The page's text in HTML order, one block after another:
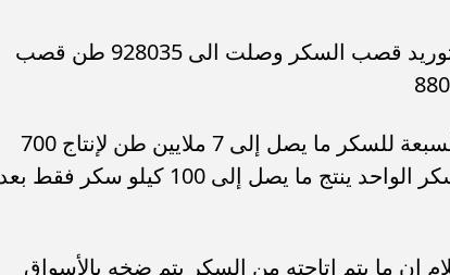
وأضاف المتحدث الرسمى للوزارة أن نسب توريد قصب السكر وصلت الى 928035 طن قصب
وأضاف أن من المتوقع أن تستقبل المصانع السبعة للسكر ما يصل إلى 7 ملايين طن لإنتاج 700
ألف طن قصب سكر مؤكدا ان طن قصب السكر الواحد ينتج ما يصل إلى 100 كيلو سكر فقط
ان ما يتم اتاحته من السكر يتم ضخه بالأسواق